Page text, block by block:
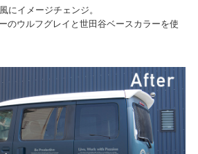
にイメージチェンジ。
のウルフグレイと世田谷ベースカラーを使